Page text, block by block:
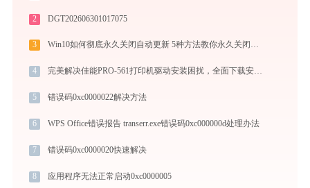
2 DGT202606301017075
3 Win10如何彻底永久关闭自动更新 5种方法教你永久关闭win10自动更新
4 完美解决佳能PRO-561打印机驱动安装困扰，全面下载安装教程
5 错误码0xc0000022解决方法
6 WPS Office错误报告 transerr.exe错误码0xc000000d处理办法
7 错误码0xc0000020快速解决
8 应用程序无法正常启动0xc0000005